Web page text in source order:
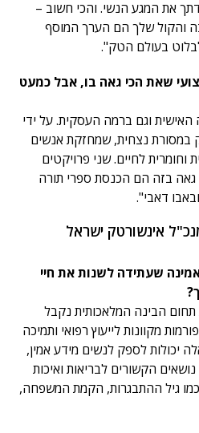
את המגע הנשי. והכי חשוב –
והקול שלך הם הערך המוסף
בעולם הטק".
שאת הכי גאה בו, אבל כמעט
וגם ברמה העסקית. על ידי
במסורת נצחית, שמחזקת אנשים
וחומרית לחיים. שני פרויקטים
בזה הם הכנסת ספרי תורה
דאבי".
אינשורטק ישראל
שעתידה לשנות את חיי
הבינה המלאכותית נקבל
מקוונות לייעוץ רפואי ותמיכה
יכולות לספק לנשים מידע אמין,
הקשורים לבריאות ואיכות
כמו גיל ההתבגרות, הקמת המשפחה,